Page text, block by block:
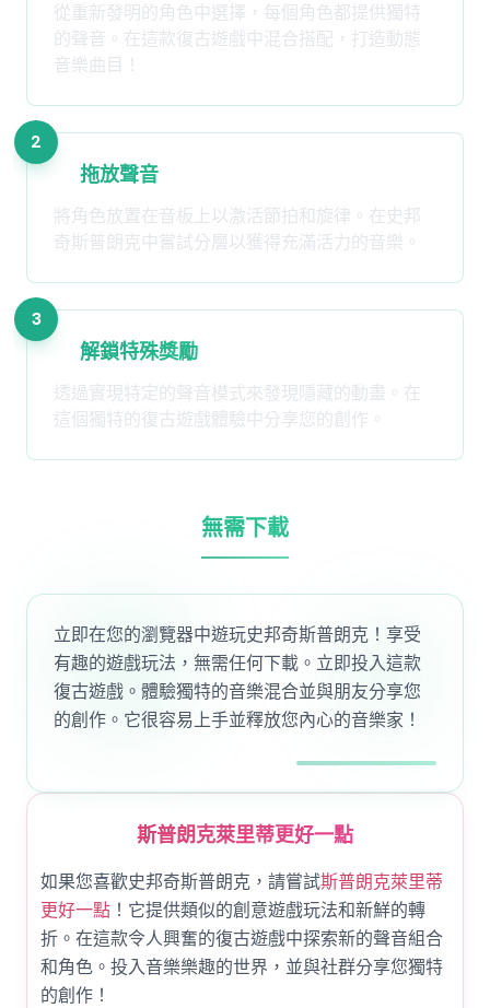
從重新發明的角色中選擇，每個角色都提供獨特
的聲音。在這款復古遊戲中混合搭配，打造動態
音樂曲目！
2
拖放聲音
將角色放置在音板上以激活節拍和旋律。在史邦
奇斯普朗克中嘗試分層以獲得充滿活力的音樂。
3
解鎖特殊獎勵
透過實現特定的聲音模式來發現隱藏的動畫。在
這個獨特的復古遊戲體驗中分享您的創作。
無需下載
立即在您的瀏覽器中遊玩史邦奇斯普朗克！享受
有趣的遊戲玩法，無需任何下載。立即投入這款
復古遊戲。體驗獨特的音樂混合並與朋友分享您
的創作。它很容易上手並釋放您內心的音樂家！
斯普朗克萊里蒂更好一點
如果您喜歡史邦奇斯普朗克，請嘗試斯普朗克萊里蒂
更好一點 ！它提供類似的創意遊戲玩法和新鮮的轉
折。在這款令人興奮的復古遊戲中探索新的聲音組合
和角色。投入音樂樂趣的世界，並與社群分享您獨特
的創作！